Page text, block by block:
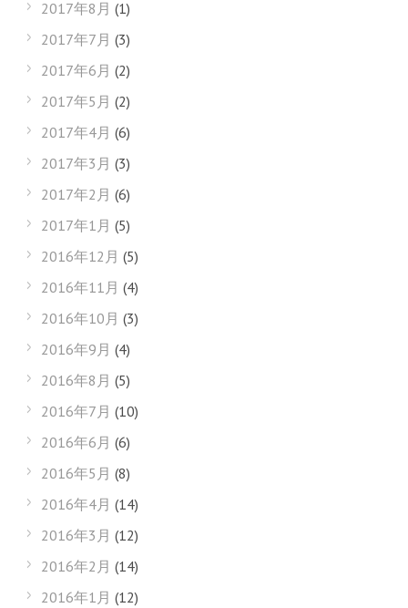
2017年8月 (1)
2017年7月 (3)
2017年6月 (2)
2017年5月 (2)
2017年4月 (6)
2017年3月 (3)
2017年2月 (6)
2017年1月 (5)
2016年12月 (5)
2016年11月 (4)
2016年10月 (3)
2016年9月 (4)
2016年8月 (5)
2016年7月 (10)
2016年6月 (6)
2016年5月 (8)
2016年4月 (14)
2016年3月 (12)
2016年2月 (14)
2016年1月 (12)